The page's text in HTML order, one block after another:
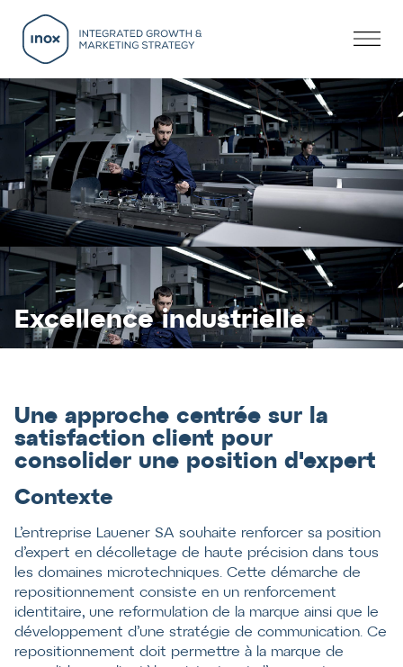
Excellence industrielle
Une approche centrée sur la
satisfaction client pour
consolider une position d'expert
Contexte
L’entreprise Lauener SA souhaite renforcer sa position
d’expert en décolletage de haute précision dans tous
les domaines microtechniques. Cette démarche de
repositionnement consiste en un renforcement
identitaire, une reformulation de la marque ainsi que le
développement d’une stratégie de communication. Ce
repositionnement doit permettre à la marque de